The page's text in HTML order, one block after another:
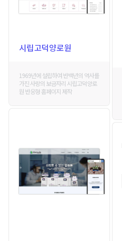
시립고덕양로원
1969년에 설립하여 반백년의 역사를
가진 사랑의 보금자리 시립고덕양로
원 반응형 홈페이지 제작